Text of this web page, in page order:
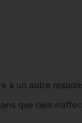
à un autre
que cela